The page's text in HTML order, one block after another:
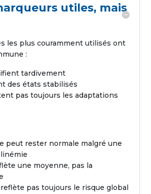
utiles, mais
les plus couramment utilisés ont
:
tardivement
des états stabilisés
pas toujours les adaptations
peut rester normale malgré une
une moyenne, pas la
pas toujours le risque global